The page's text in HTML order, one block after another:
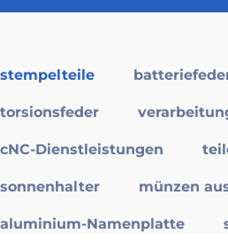
stempelteile
torsionsfeder
cNC-Dienstleistungen
sonnenhalter münzen
aluminium-Namenplatte